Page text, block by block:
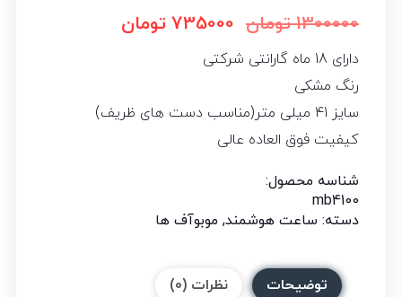
1300000 تومان 735000 تومان
دارای 18 ماه گارانتی شرکتی
رنگ مشکی
سایز 41 میلی متر(مناسب دست های ظریف)
کیفیت فوق العاده عالی
شناسه محصول:
mb4100
دسته: ساعت هوشمند, موبوآف ها
توضیحات نظرات (0)